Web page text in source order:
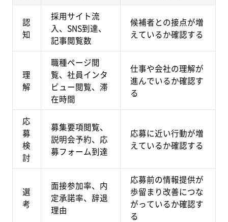
認
知
採用サイト流
入、SNS到達、
記事閲覧数
候補者との接点が増
えているか確認する
理
解
職種ページ閲
覧、社員インタ
ビュー閲覧、滞
在時間
仕事や会社の理解が
進んでいるか確認す
る
応
募
検
討
募集要項閲覧、
説明会予約、応
募フォーム到達
応募に近い行動が増
えているか確認する
選
考
面接参加率、内
定承諾率、辞退
理由
応募前の情報提供が
歩留まり改善につな
がっているか確認す
る